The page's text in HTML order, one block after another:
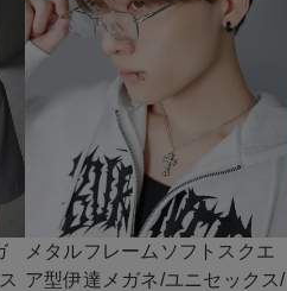
メタルフレームソフトスクエ
ア型伊達メガネ/ユニセックス/